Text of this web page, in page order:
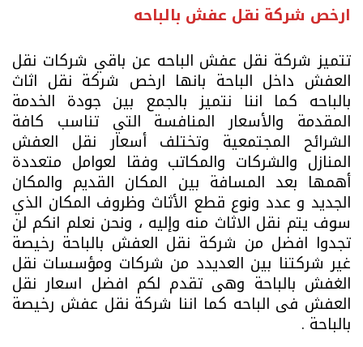
ارخص شركة نقل عفش بالباحه
تتميز شركة نقل عفش الباحه عن باقي شركات نقل
العفش داخل الباحة بانها ارخص شركة نقل اثاث
بالباحه كما اننا نتميز بالجمع بين جودة الخدمة
المقدمة والأسعار المنافسة التي تناسب كافة
الشرائح المجتمعية وتختلف أسعار نقل العفش
المنازل والشركات والمكاتب وفقا لعوامل متعددة
أهمها بعد المسافة بين المكان القديم والمكان
الجديد و عدد ونوع قطع الأثاث وظروف المكان الذي
سوف يتم نقل الاثاث منه وإليه ، ونحن نعلم انكم لن
تجدوا افضل من شركة نقل العفش بالباحة رخيصة
غير شركتنا بين العديدد من شركات ومؤسسات نقل
الغفش بالباحة وهى تقدم لكم افضل اسعار نقل
العفش فى الباحه كما اننا شركة نقل عفش رخيصة
بالباحة .